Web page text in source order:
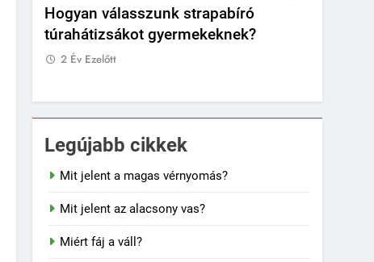
Hogyan válasszunk strapabíró
túrahátizsákot gyermekeknek?
2 Év Ezelőtt
Legújabb cikkek
Mit jelent a magas vérnyomás?
Mit jelent az alacsony vas?
Miért fáj a váll?